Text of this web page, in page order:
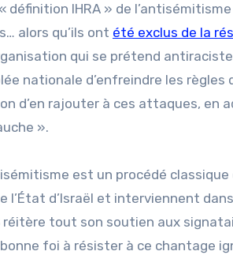
définition IHRA » de
alors qu’ils ont été exclus de la
qui se prétend
nationale d’enfreindre les
d’en rajouter à ces attaques, en
».
est un procédé
d’Israël et interviennent
réitère tout son soutien aux
foi à résister à ce chantage